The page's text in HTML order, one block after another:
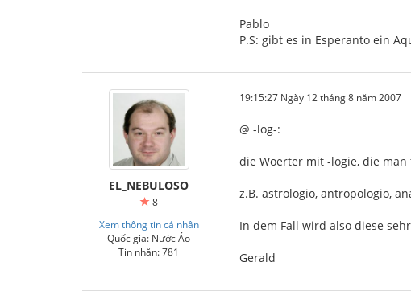
Pablo
P.S: gibt es in Esperanto ein
EL_NEBULOSO
8
Xem thông tin cá nhân
Quốc gia: Nước Áo
Tin nhắn: 781
19:15:27 Ngày 12 tháng 8 năm 2007
@ -log-:
die Woerter mit -logie, die
z.B. astrologio, antropologio,
In dem Fall wird also diese
Gerald